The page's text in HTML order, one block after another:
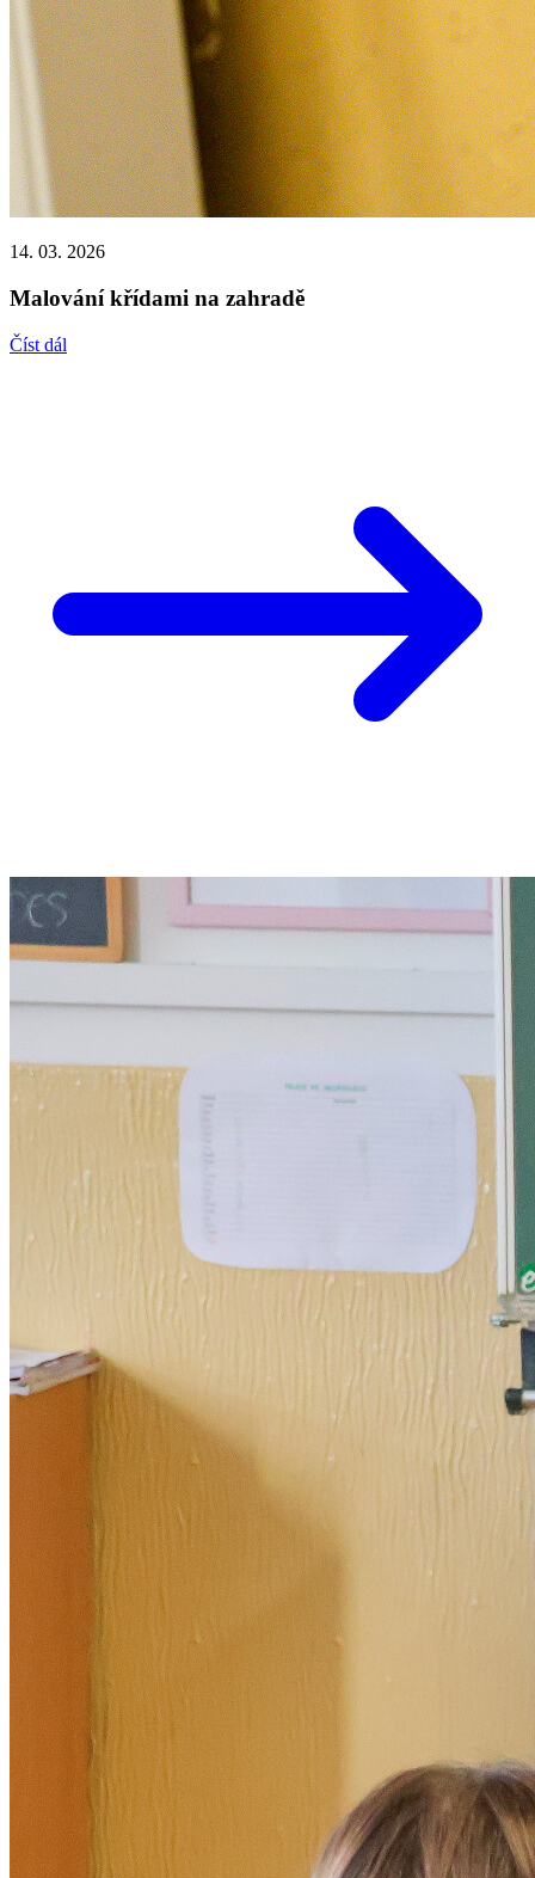
14. 03. 2026
Malování křídami na zahradě
Číst dál